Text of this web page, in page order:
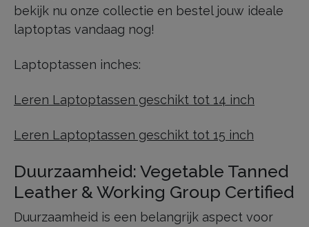
bekijk nu onze collectie en bestel jouw ideale
laptoptas vandaag nog!
Laptoptassen inches:
Leren Laptoptassen geschikt tot 14 inch
Leren Laptoptassen geschikt tot 15 inch
Duurzaamheid: Vegetable Tanned
Leather & Working Group Certified
Duurzaamheid is een belangrijk aspect voor